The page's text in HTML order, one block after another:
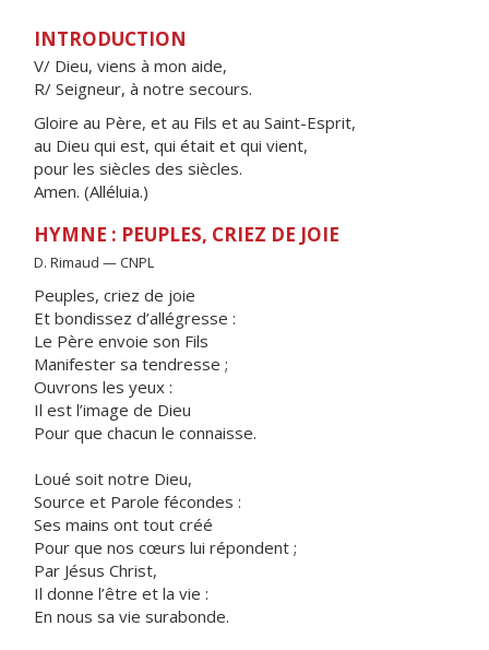
INTRODUCTION
V/ Dieu, viens à mon aide,
R/ Seigneur, à notre secours.
Gloire au Père, et au Fils et au Saint-Esprit,
au Dieu qui est, qui était et qui vient,
pour les siècles des siècles.
Amen. (Alléluia.)
HYMNE : PEUPLES, CRIEZ DE JOIE
D. Rimaud — CNPL
Peuples, criez de joie
Et bondissez d’allégresse :
Le Père envoie son Fils
Manifester sa tendresse ;
Ouvrons les yeux :
Il est l’image de Dieu
Pour que chacun le connaisse.
Loué soit notre Dieu,
Source et Parole fécondes :
Ses mains ont tout créé
Pour que nos cœurs lui répondent ;
Par Jésus Christ,
Il donne l’être et la vie :
En nous sa vie surabonde.